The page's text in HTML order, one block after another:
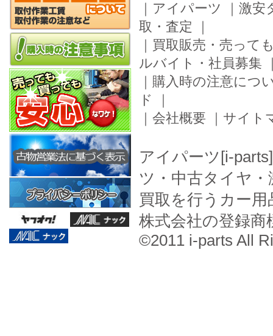
｜ アイパーツ ｜ 激安
取・査定 ｜
｜ 買取販売・売って
ルバイト・社員募集
｜ 購入時の注意につ
ド
｜
｜ 会社概要 ｜ サイト
アイパーツ[i-
ツ・中古タイヤ
買取を行うカー
株式会社の登録商
©2011 i-parts All